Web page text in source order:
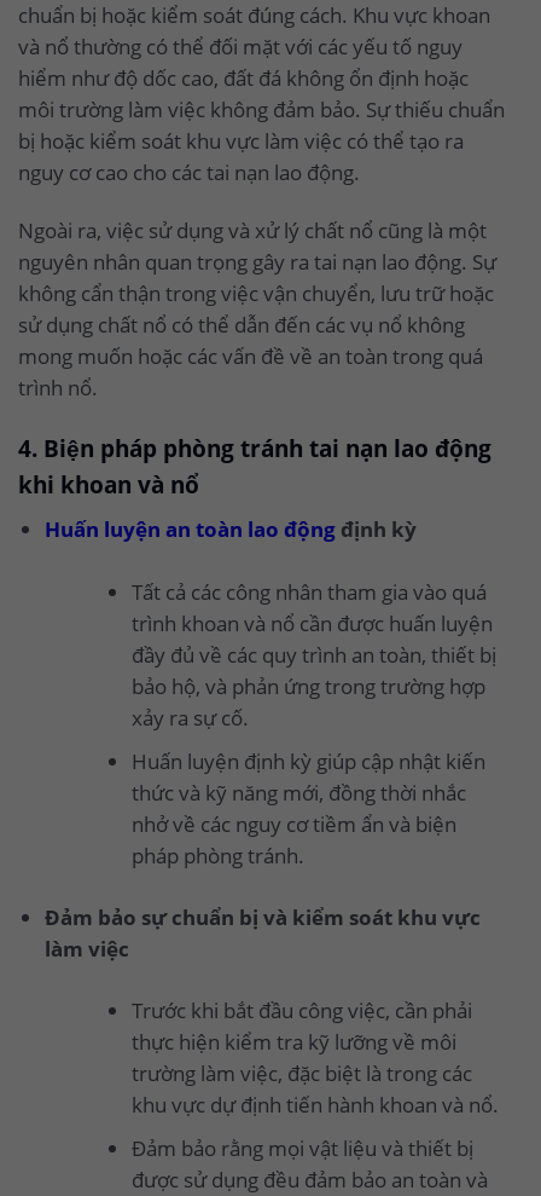
chuẩn bị hoặc kiểm soát đúng cách. Khu vực khoan
và nổ thường có thể đối mặt với các yếu tố nguy
hiểm như độ dốc cao, đất đá không ổn định hoặc
môi trường làm việc không đảm bảo. Sự thiếu chuẩn
bị hoặc kiểm soát khu vực làm việc có thể tạo ra
nguy cơ cao cho các tai nạn lao động.
Ngoài ra, việc sử dụng và xử lý chất nổ cũng là một
nguyên nhân quan trọng gây ra tai nạn lao động. Sự
không cẩn thận trong việc vận chuyển, lưu trữ hoặc
sử dụng chất nổ có thể dẫn đến các vụ nổ không
mong muốn hoặc các vấn đề về an toàn trong quá
trình nổ.
4. Biện pháp phòng tránh tai nạn lao động
khi khoan và nổ
Huấn luyện an toàn lao độngđịnh kỳ
Tất cả các công nhân tham gia vào quá
trình khoan và nổ cần được huấn luyện
đầy đủ về các quy trình an toàn, thiết bị
bảo hộ, và phản ứng trong trường hợp
xảy ra sự cố.
Huấn luyện định kỳ giúp cập nhật kiến
thức và kỹ năng mới, đồng thời nhắc
nhở về các nguy cơ tiềm ẩn và biện
pháp phòng tránh.
Đảm bảo sự chuẩn bị và kiểm soát khu vực
làm việc
Trước khi bắt đầu công việc, cần phải
thực hiện kiểm tra kỹ lưỡng về môi
trường làm việc, đặc biệt là trong các
khu vực dự định tiến hành khoan và nổ.
Đảm bảo rằng mọi vật liệu và thiết bị
được sử dụng đều đảm bảo an toàn và